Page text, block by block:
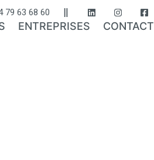
79 63 68 60
ENTREPRISES CONTACT